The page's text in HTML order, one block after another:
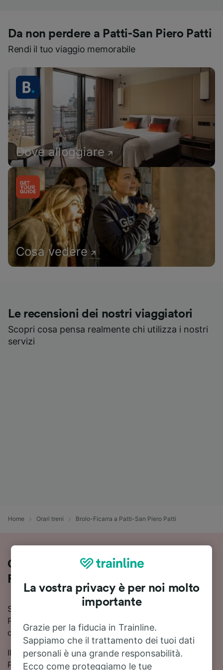
Da non perdere a Patti-San Piero Patti
Rendi il tuo viaggio memorabile
Dove alloggiare
Cosa vedere
Le recensioni dei nostri viaggiatori
Scopri cosa pensa realmente chi utilizza i nostri
servizi
Home Orari treni Brolo-Ficarra a Patti-San Piero Patti
Orari e prezzi dei treni da Brolo-
Ficarra a Patti-San Piero Patti
Stai cercando informazioni sui treni da Brolo-Ficarra a
Patti-San Piero Patti? Qui trovi orari, prezzi e tutto
quello che ti serve per prenotare.
Il viaggio in treno da Brolo-Ficarra a Patti-San Piero
Patti dura mediamente 24 minuti, ma i convogli più
La vostra privacy è per noi molto
importante
Grazie per la fiducia in Trainline.
Sappiamo che il trattamento dei tuoi dati
personali è una grande responsabilità.
Ecco come proteggiamo le tue